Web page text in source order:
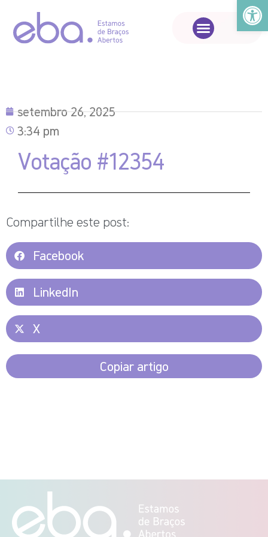
Abrir
setembro 26, 2025
3:34 pm
Votação #12354
Compartilhe este post:
Facebook
LinkedIn
X
Copiar artigo